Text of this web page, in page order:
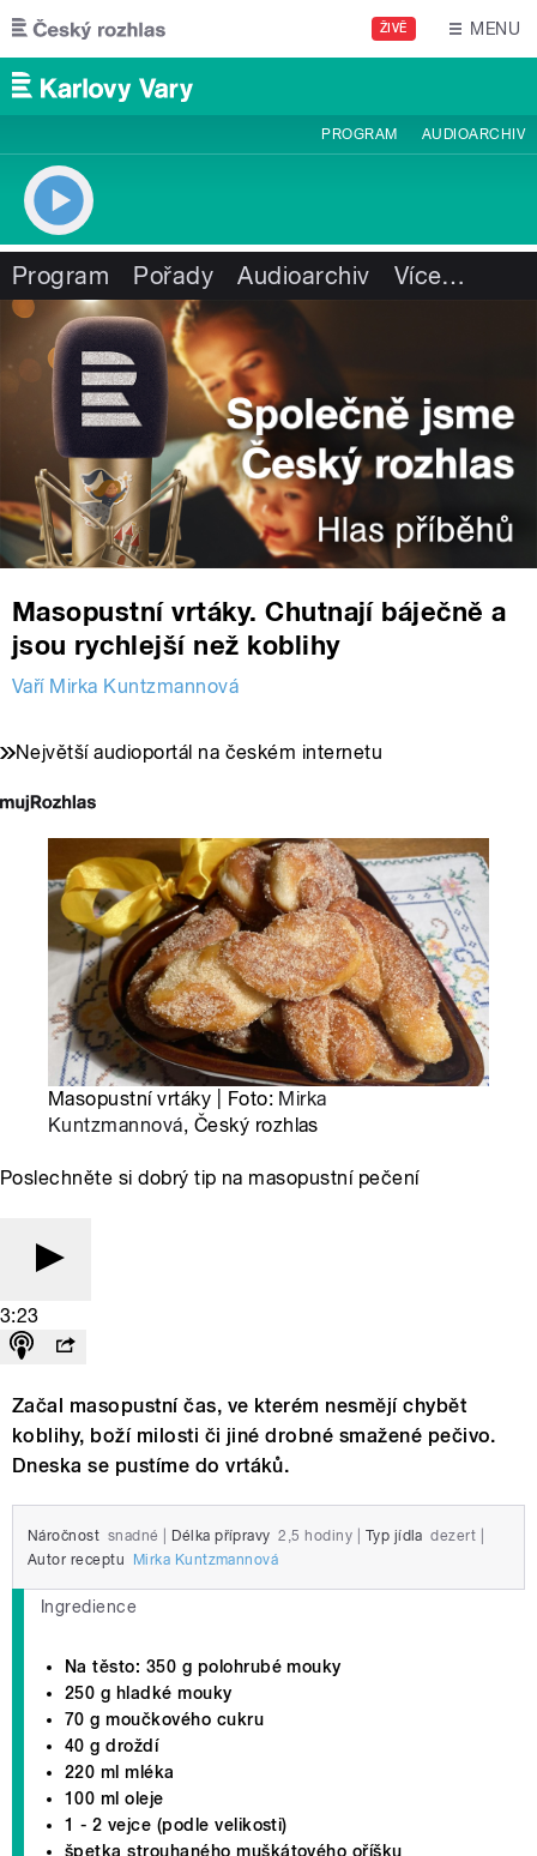
Přejít k hlavnímu obsahu
ŽIVĚ MENU
PROGRAM AUDIOARCHIV
Program Pořady Audioarchiv Více…
Masopustní vrtáky. Chutnají báječně a
jsou rychlejší než koblihy
Vaří Mirka Kuntzmannová
Největší audioportál na českém internetu
Masopustní vrtáky | Foto: Mirka
Kuntzmannová, Český rozhlas
Poslechněte si dobrý tip na masopustní pečení
3:23
Začal masopustní čas, ve kterém nesmějí chybět
koblihy, boží milosti či jiné drobné smažené pečivo.
Dneska se pustíme do vrtáků.
Náročnost snadné Délka přípravy 2,5 hodiny Typ jídla dezert
Autor receptu
Mirka Kuntzmannová
Ingredience
Na těsto: 350 g polohrubé mouky
250 g hladké mouky
70 g moučkového cukru
40 g droždí
220 ml mléka
100 ml oleje
1 - 2 vejce (podle velikosti)
špetka strouhaného muškátového oříšku